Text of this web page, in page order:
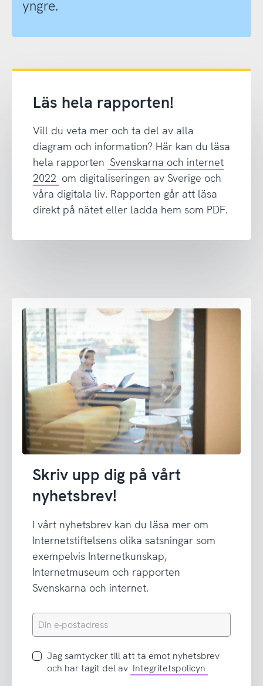
yngre.
Läs hela rapporten!
Vill du veta mer och ta del av alla
diagram och information? Här kan du läsa
hela rapporten Svenskarna och internet
2022 om digitaliseringen av Sverige och
våra digitala liv. Rapporten går att läsa
direkt på nätet eller ladda hem som PDF.
Skriv upp dig på vårt
nyhetsbrev!
I vårt nyhetsbrev kan du läsa mer om
Internetstiftelsens olika satsningar som
exempelvis Internetkunskap,
Internetmuseum och rapporten
Svenskarna och internet.
Din
e-
Jag
samtycker
Jag samtycker till att ta emot nyhetsbrev
och har tagit del av Integritetspolicyn